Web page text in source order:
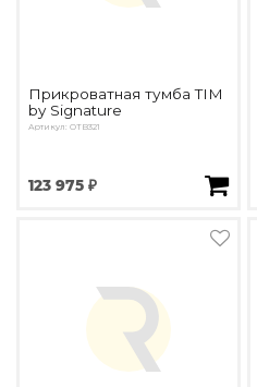
Прикроватная тумба TIM
by Signature
Артикул: OTB321
123 975 ₽